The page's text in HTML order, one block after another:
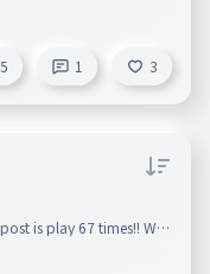
5 1 3
is play 67 times!! WTF
bro. I didn't said bad w